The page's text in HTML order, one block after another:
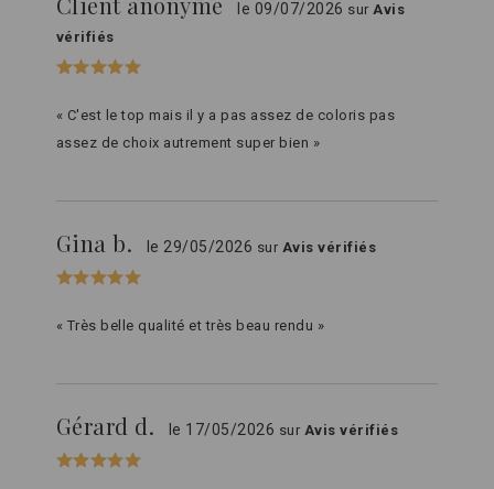
le 09/07/2026 surAvis
vérifiés
« C'est le top mais il y a pas assez de coloris pas
assez de choix autrement super bien »
Gina b. le 29/05/2026 sur Avis vérifiés
« Très belle qualité et très beau rendu »
Gérard d. le 17/05/2026 sur Avis vérifiés